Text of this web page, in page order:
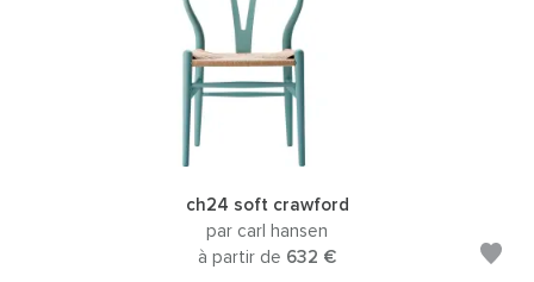
ch24 soft crawford
par carl hansen
à partir de 632 €